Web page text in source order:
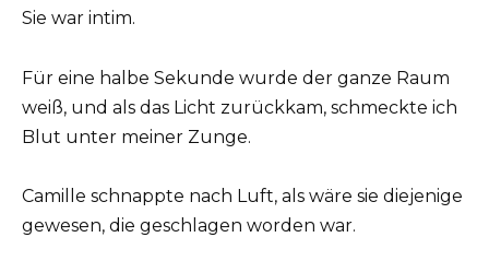
Sie war intim.
Für eine halbe Sekunde wurde der ganze Raum
weiß, und als das Licht zurückkam, schmeckte ich
Blut unter meiner Zunge.
Camille schnappte nach Luft, als wäre sie diejenige
gewesen, die geschlagen worden war.